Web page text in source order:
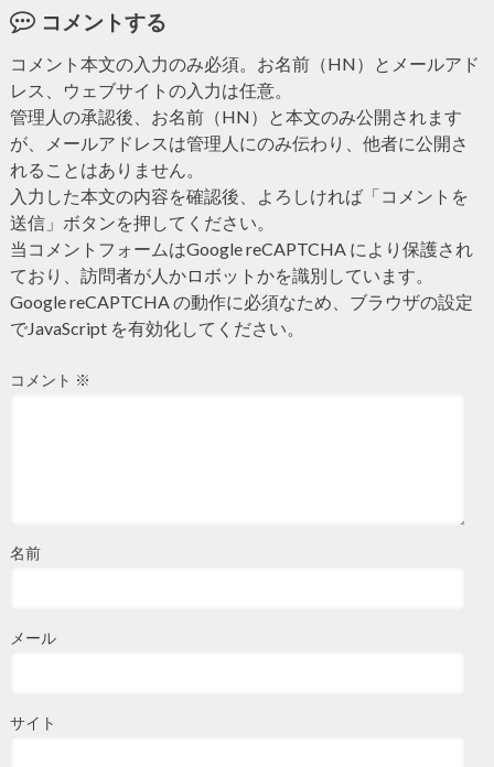
コメントする
コメント本文の入力のみ必須。お名前（HN）とメールアド
レス、ウェブサイトの入力は任意。
管理人の承認後、お名前（HN）と本文のみ公開されます
が、メールアドレスは管理人にのみ伝わり、他者に公開さ
れることはありません。
入力した本文の内容を確認後、よろしければ「コメントを
送信」ボタンを押してください。
当コメントフォームはGoogle reCAPTCHA により保護され
ており、訪問者が人かロボットかを識別しています。
Google reCAPTCHA の動作に必須なため、ブラウザの設定
でJavaScript を有効化してください。
コメント ※
名前
メール
サイト